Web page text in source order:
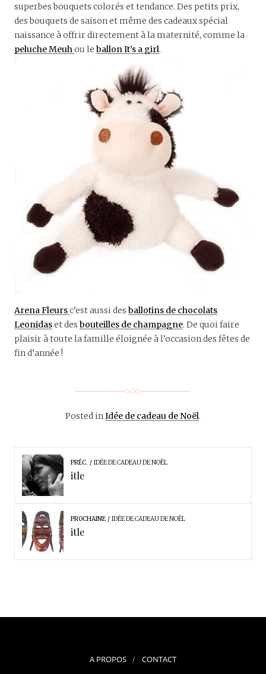
superbes bouquets colorés et tendance. Des petits prix,
des bouquets de saison et même des cadeaux spécial
naissance à offrir directement à la maternité, comme la
peluche Meuhou le ballon It’s a girl.
Arena Fleursc’est aussi des ballotins de chocolats
Leonidaset des bouteilles de champagne. De quoi faire
plaisir à toute la famille éloignée à l’occasion des fêtes de
fin d’année !
Posted inIdée de cadeau de Noël.
PRÉC. IDÉE DE CADEAU DE NOËL
itle
PROCHAINE IDÉE DE CADEAU DE NOËL
itle
A PROPOS CONTACT